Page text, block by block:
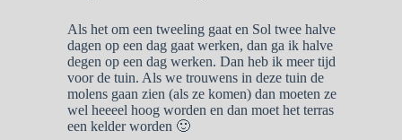
Als het om een tweeling gaat en Sol twee halve
dagen op een dag gaat werken, dan ga ik halve
degen op een dag werken. Dan heb ik meer tijd
voor de tuin. Als we trouwens in deze tuin de
molens gaan zien (als ze komen) dan moeten ze
wel heeeel hoog worden en dan moet het terras
een kelder worden 🙂